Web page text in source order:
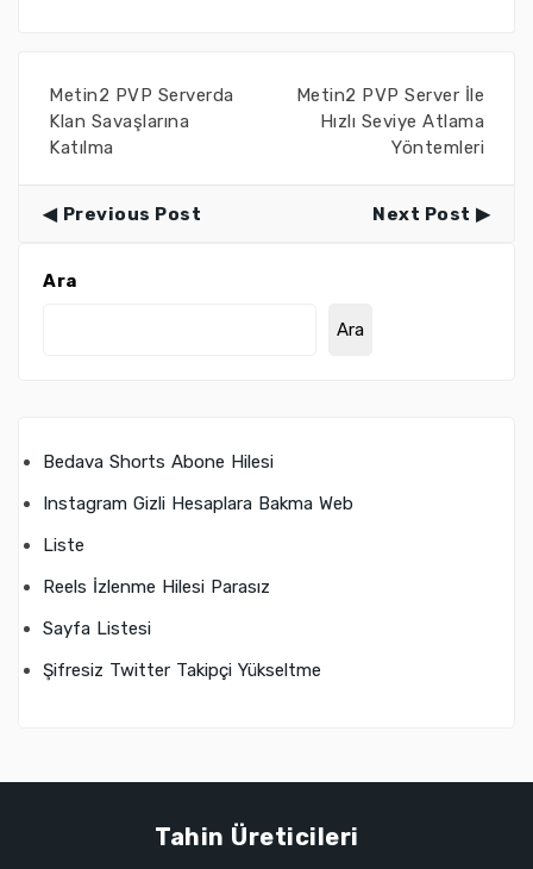
Metin2 PVP Serverda
Klan Savaşlarına
Katılma
Metin2 PVP Server İle
Hızlı Seviye Atlama
Yöntemleri
Previous Post Next Post
Ara
Ara
Bedava Shorts Abone Hilesi
Instagram Gizli Hesaplara Bakma Web
Liste
Reels İzlenme Hilesi Parasız
Sayfa Listesi
Şifresiz Twitter Takipçi Yükseltme
Tahin Üreticileri